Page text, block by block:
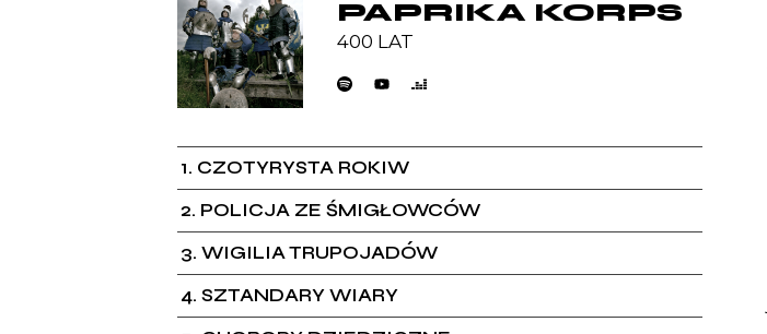
PAPRIKA KORPS
400 LAT
1 CZOTYRYSTA ROKIW
2 POLICJA ZE ŚMIGŁOWCÓW
3 WIGILIA TRUPOJADÓW
4 SZTANDARY WIARY